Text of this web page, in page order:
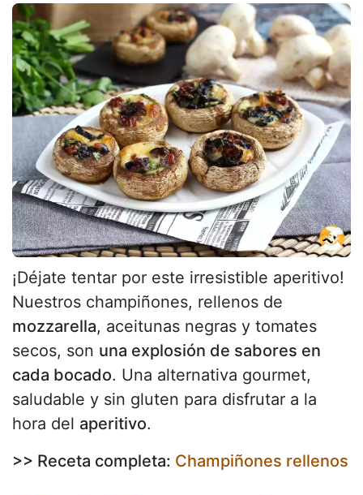
¡Déjate tentar por este irresistible aperitivo!
Nuestros champiñones, rellenos de
mozzarella, aceitunas negras y tomates
secos, son una explosión de sabores en
cada bocado. Una alternativa gourmet,
saludable y sin gluten para disfrutar a la
hora del aperitivo.
>> Receta completa: Champiñones rellenos